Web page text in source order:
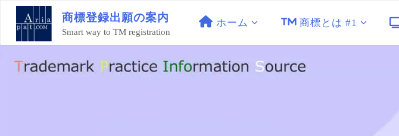
ン
商標登録出願の案内
Smart way to TM registration
ホーム 商標とは #1